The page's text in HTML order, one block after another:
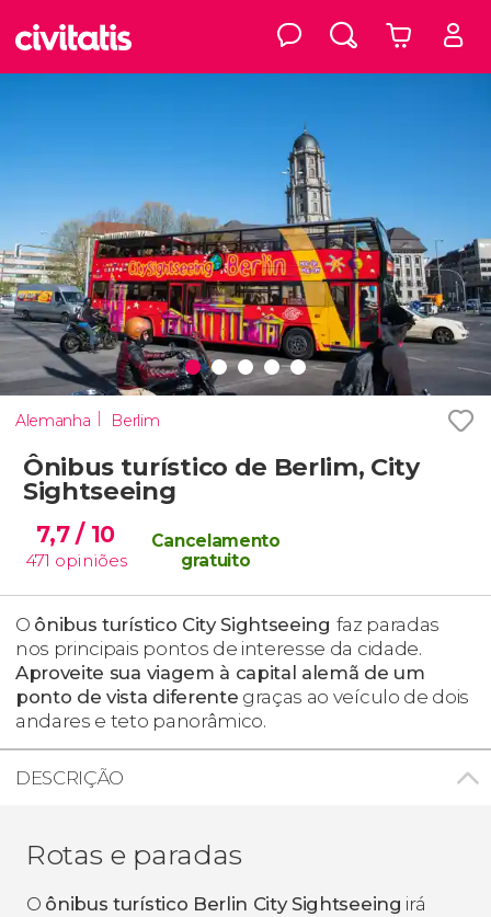
Alemanha Berlim
Ônibus turístico de Berlim, City
Sightseeing
7,7/ 10
471 opiniões
Cancelamento
gratuito
O ônibus turístico City Sightseeing faz paradas
nos principais pontos de interesse da cidade.
Aproveite sua viagem à capital alemã de um
ponto de vista diferente graças ao veículo de dois
andares e teto panorâmico.
DESCRIÇÃO
Rotas e paradas
O ônibus turístico Berlin City Sightseeing irá